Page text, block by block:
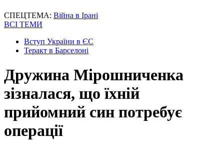
СПЕЦТЕМА: Війна в Ірані
ВСІ ТЕМИ
Вступ України в ЄС
Теракт в Барселоні
Дружина Мірошниченка
зізналася, що їхній
прийомний син потребує
операції